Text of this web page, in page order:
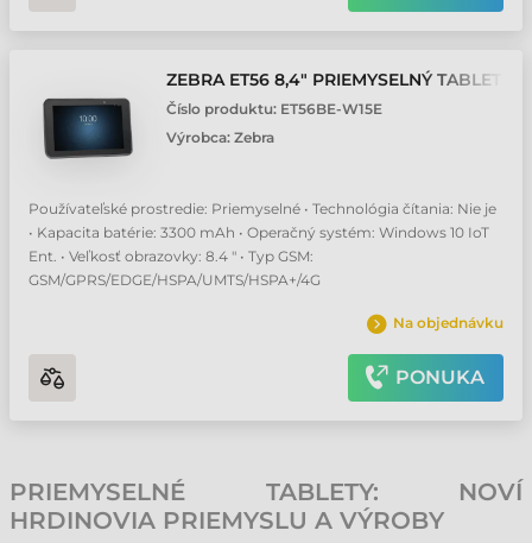
ZEBRA ET56 8,4" PRIEMYSELNÝ TABLET
Číslo produktu: ET56BE-W15E
Výrobca: Zebra
Používateľské prostredie: Priemyselné • Technológia čítania: Nie je
• Kapacita batérie: 3300 mAh • Operačný systém: Windows 10 IoT
Ent. • Veľkosť obrazovky: 8.4 " • Typ GSM:
GSM/GPRS/EDGE/HSPA/UMTS/HSPA+/4G
Na objednávku
PONUKA
PRIEMYSELNÉ TABLETY: NOVÍ
HRDINOVIA PRIEMYSLU A VÝROBY